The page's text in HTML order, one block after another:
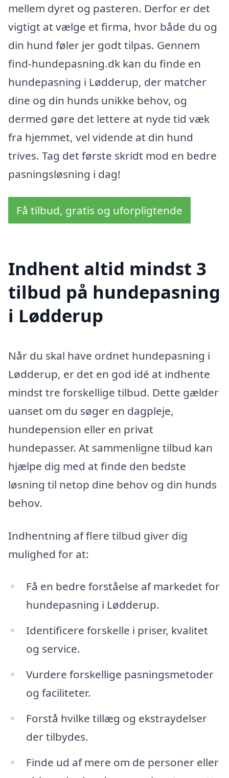
mellem dyret og pasteren. Derfor er det
vigtigt at vælge et firma, hvor både du og
din hund føler jer godt tilpas. Gennem
find-hundepasning.dk kan du finde en
hundepasning i Lødderup, der matcher
dine og din hunds unikke behov, og
dermed gøre det lettere at nyde tid væk
fra hjemmet, vel vidende at din hund
trives. Tag det første skridt mod en bedre
pasningsløsning i dag!
Få tilbud, gratis og uforpligtende
Indhent altid mindst 3
tilbud på hundepasning
i Lødderup
Når du skal have ordnet hundepasning i
Lødderup, er det en god idé at indhente
mindst tre forskellige tilbud. Dette gælder
uanset om du søger en dagpleje,
hundepension eller en privat
hundepasser. At sammenligne tilbud kan
hjælpe dig med at finde den bedste
løsning til netop dine behov og din hunds
behov.
Indhentning af flere tilbud giver dig
mulighed for at:
Få en bedre forståelse af markedet for
hundepasning i Lødderup.
Identificere forskelle i priser, kvalitet
og service.
Vurdere forskellige pasningsmetoder
og faciliteter.
Forstå hvilke tillæg og ekstraydelser
der tilbydes.
Finde ud af mere om de personer eller